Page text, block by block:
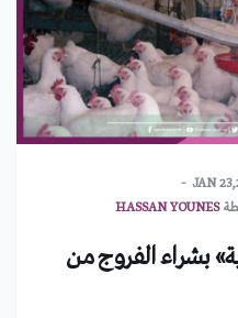
JAN
HASSAN YOUNES
بشراء الفروج من